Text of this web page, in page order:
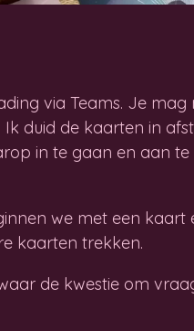
via Teams. Je
duid de kaarten in
in te gaan en aan
we met een
kaarten trekken.
de kwestie om